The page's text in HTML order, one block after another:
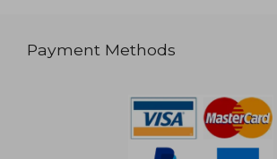
Payment Methods